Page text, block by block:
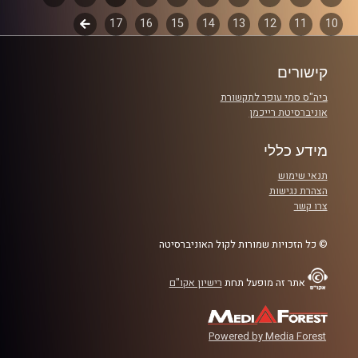
קרדיט תמונות:włodi
פרקים
10
11
12
13
14
15
16
17
לשלב
קישורים
ביה"ס סמי עופר לתקשורת
אוניברסיטת רייכמן
מידע כללי
תנאי שימוש
הצהרת נגישות
צרו קשר
© כל הזכויות שמורות לקול האוניברסיטה
אתר זה מופעל תחת רישיון אקו"ם
Powered by Media Forest